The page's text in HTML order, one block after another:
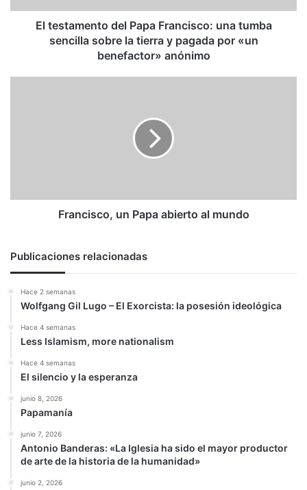
sobre
El testamento del Papa Francisco: una tumba
sencilla sobre la tierra y pagada por «un
benefactor» anónimo
Francisco, un Papa abierto al mundo
Publicaciones relacionadas
Hace 2 semanas
Wolfgang Gil Lugo – El Exorcista: la posesión ideológica
Hace 4 semanas
Less Islamism, more nationalism
Hace 4 semanas
El silencio y la esperanza
junio 8, 2026
Papamanía
junio 7, 2026
Antonio Banderas: «La Iglesia ha sido el mayor productor
de arte de la historia de la humanidad»
junio 2, 2026